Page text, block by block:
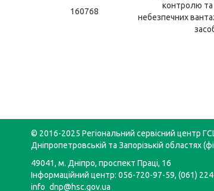
160768
контролю та
небезпечних
© 2016-2025 Регіональний сервісний центр
Дніпропетровській та Запорізькій областях
49041, м. Дніпро, проспект Праці, 16
Інформаційний центр: 056-720-97-59, (061)
info_dnp@hsc.gov.ua